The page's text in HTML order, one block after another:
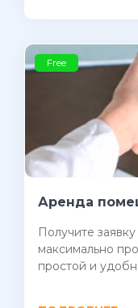
Free
Аренда
Получите
максимально
простой и